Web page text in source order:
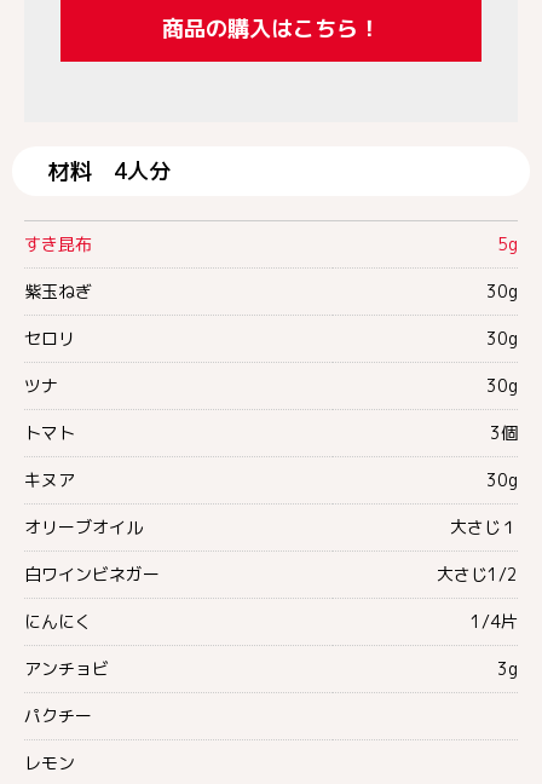
商品の購入はこちら！
材料 4人分
すき昆布 5g
紫玉ねぎ 30g
セロリ 30g
ツナ 30g
トマト 3個
キヌア 30g
オリーブオイル 大さじ１
白ワインビネガー 大さじ1/2
にんにく 1/4片
アンチョビ 3g
パクチー
レモン